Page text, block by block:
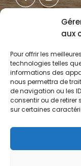
aux
Pour offrir les
technologies telles
informations des
nous permettra de
de navigation ou les
consentir ou de
sur certaines
NOTRE
Pour ne rien
JE M'INSCRIS